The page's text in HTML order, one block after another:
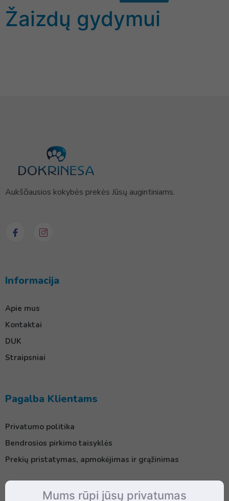
Žaizdų gydymui
Aukščiausios kokybės prekės Jūsų augintiniams.
Informacija
Apie mus
Kontaktai
DUK
Straipsniai
Pagalba Klientams
Privatumo politika
Bendrosios pirkimo taisyklės
Prekių pristatymas, apmokėjimas ir grąžinimas
Mums rūpi jūsų privatumas